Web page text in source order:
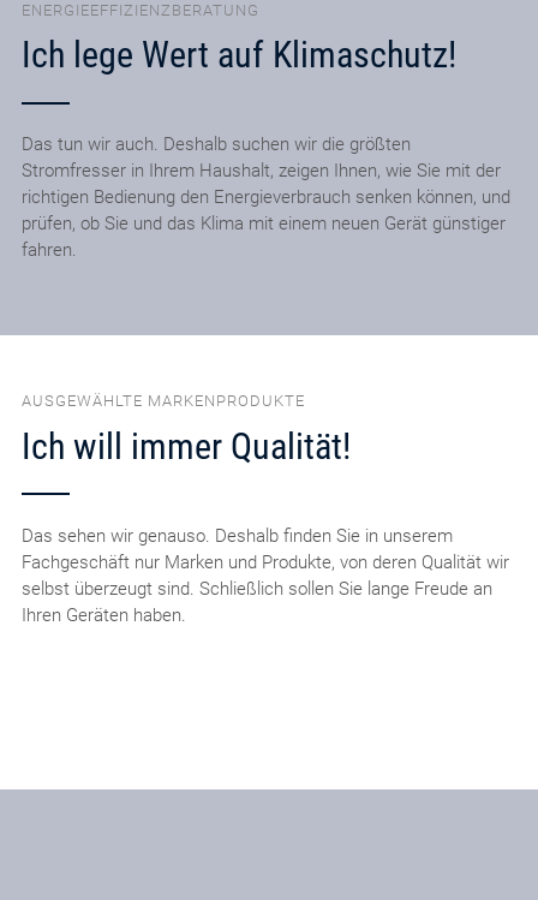
ENERGIEEFFIZIENZBERATUNG
Ich lege Wert auf Klimaschutz!
Das tun wir auch. Deshalb suchen wir die größten
Stromfresser in Ihrem Haushalt, zeigen Ihnen, wie Sie mit der
richtigen Bedienung den Energieverbrauch senken können, und
prüfen, ob Sie und das Klima mit einem neuen Gerät günstiger
fahren.
AUSGEWÄHLTE MARKENPRODUKTE
Ich will immer Qualität!
Das sehen wir genauso. Deshalb finden Sie in unserem
Fachgeschäft nur Marken und Produkte, von deren Qualität wir
selbst überzeugt sind. Schließlich sollen Sie lange Freude an
Ihren Geräten haben.